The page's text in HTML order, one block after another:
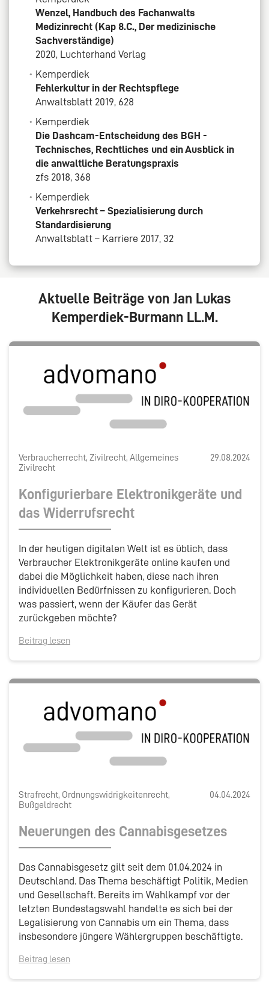
Wenzel, Handbuch des Fachanwalts
Medizinrecht (Kap 8.C., Der medizinische
Sachverständige)
2020, Luchterhand Verlag
Kemperdiek
Fehlerkultur in der Rechtspflege
Anwaltsblatt 2019, 628
Kemperdiek
Die Dashcam-Entscheidung des BGH -
Technisches, Rechtliches und ein Ausblick in
die anwaltliche Beratungspraxis
zfs 2018, 368
Kemperdiek
Verkehrsrecht – Spezialisierung durch
Standardisierung
Anwaltsblatt – Karriere 2017, 32
Aktuelle Beiträge von Jan Lukas
Kemperdiek-Burmann LL.M.
Verbraucherrecht, Zivilrecht, Allgemeines
Zivilrecht
29.08.2024
Konfigurierbare Elektronikgeräte und
das Widerrufsrecht
In der heutigen digitalen Welt ist es üblich, dass
Verbraucher Elektronikgeräte online kaufen und
dabei die Möglichkeit haben, diese nach ihren
individuellen Bedürfnissen zu konfigurieren. Doch
was passiert, wenn der Käufer das Gerät
zurückgeben möchte?
Beitrag lesen
Strafrecht, Ordnungswidrigkeitenrecht,
Bußgeldrecht
04.04.2024
Neuerungen des Cannabisgesetzes
Das Cannabisgesetz gilt seit dem 01.04.2024 in
Deutschland. Das Thema beschäftigt Politik, Medien
und Gesellschaft. Bereits im Wahlkampf vor der
letzten Bundestagswahl handelte es sich bei der
Legalisierung von Cannabis um ein Thema, dass
insbesondere jüngere Wählergruppen beschäftigte.
Beitrag lesen